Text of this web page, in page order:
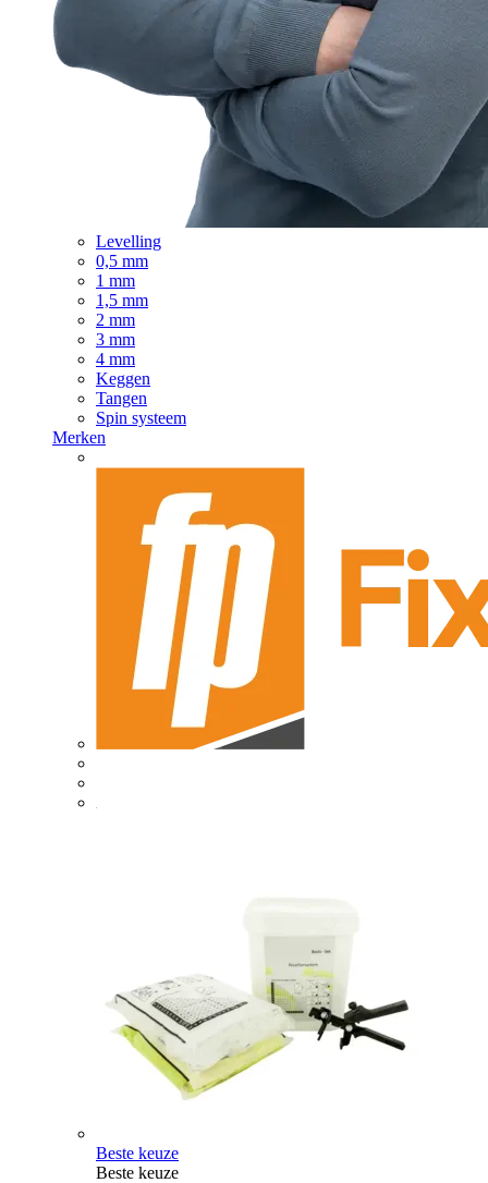
Levelling
0,5 mm
1 mm
1,5 mm
2 mm
3 mm
4 mm
Keggen
Tangen
Spin systeem
Merken
Beste keuze
Beste keuze